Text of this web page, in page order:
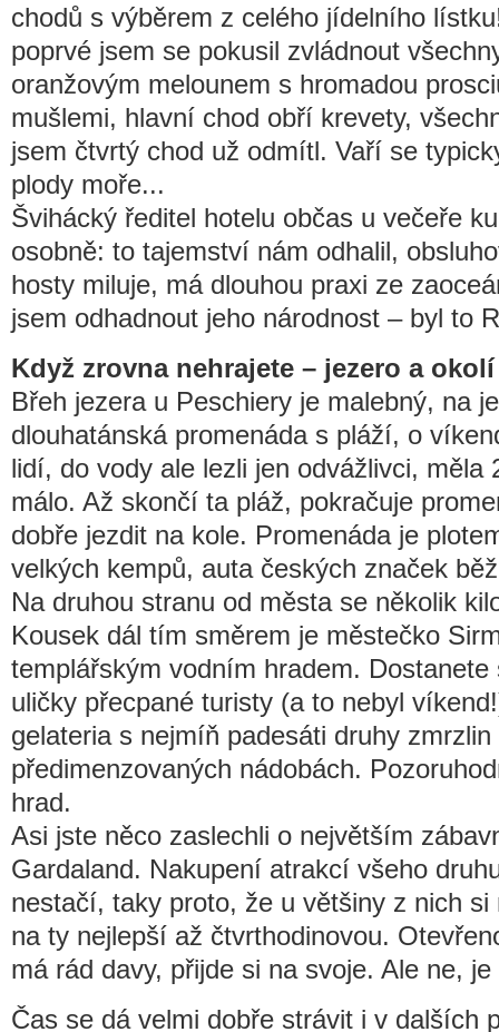
chodů s výběrem z celého jídelního
poprvé jsem se pokusil zvládnout
oranžovým melounem s hromadou
mušlemi, hlavní chod obří krevety,
jsem čtvrtý chod už odmítl. Vaří se
plody moře...
Švihácký ředitel hotelu občas u večeře
osobně: to tajemství nám odhalil,
hosty miluje, má dlouhou praxi ze
jsem odhadnout jeho národnost – byl to
Když zrovna nehrajete – jezero a okolí
Břeh jezera u Peschiery je malebný, na
dlouhatánská promenáda s pláží, o
lidí, do vody ale lezli jen odvážlivci, měla
málo. Až skončí ta pláž, pokračuje
dobře jezdit na kole. Promenáda je
velkých kempů, auta českých značek
Na druhou stranu od města se několik
Kousek dál tím směrem je městečko
templářským vodním hradem.
uličky přecpané turisty (a to nebyl
gelateria s nejmíň padesáti druhy
předimenzovaných nádobách.
hrad.
Asi jste něco zaslechli o největším
Gardaland. Nakupení atrakcí všeho
nestačí, taky proto, že u většiny z nich
na ty nejlepší až čtvrthodinovou.
má rád davy, přijde si na svoje. Ale ne,
Čas se dá velmi dobře strávit i v dalších